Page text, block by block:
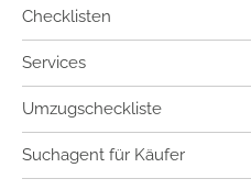
Checklisten
Services
Umzugscheckliste
Suchagent für Käufer